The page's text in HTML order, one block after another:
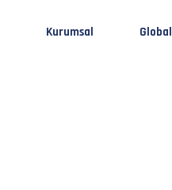
Kurumsal Global